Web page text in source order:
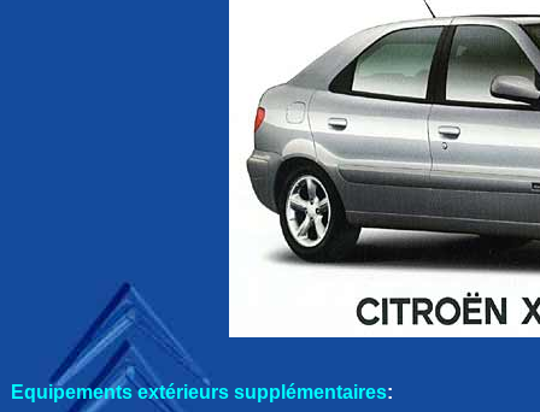
Equipements extérieurs supplémentaires: